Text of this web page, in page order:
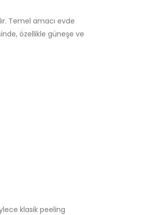
Temel amacı evde
özellikle güneşe ve
klasik peeling